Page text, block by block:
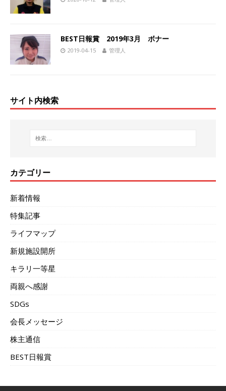
BEST日報賞 2019年3月 ボナー
2019-04-15 管理人
サイト内検索
カテゴリー
新着情報
特集記事
ライフマップ
新規施設開所
キラリ一等星
両親へ感謝
SDGs
会長メッセージ
株主通信
BEST日報賞